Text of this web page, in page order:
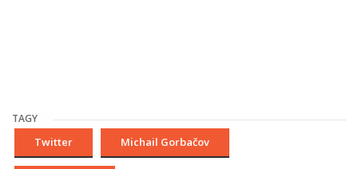
TAGY
Twitter Michail Gorbačov